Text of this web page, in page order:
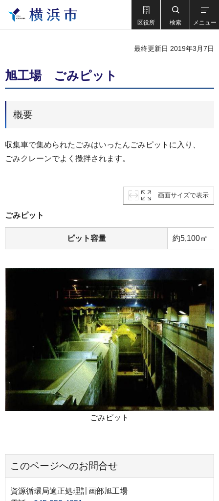
区役所 検索 メニュー
最終更新日 2019年3月7日
旭工場 ごみピット
概要
収集車で集められたごみはいったんごみピットに入り、
ごみクレーンでよく攪拌されます。
画面サイズで表示
ごみピット
ピット容量 約5,100㎥
ごみピット
このページへのお問合せ
資源循環局適正処理計画部旭工場